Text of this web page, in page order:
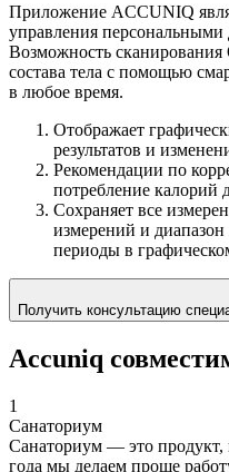
Приложение ACCUNIQ
управления персональными
Возможность сканирования
состава тела с помощью
в любое время.
Отображает
результатов и
Рекомендации по
потребление калорий
Сохраняет все
измерений и
периоды в
Получить консультацию
Accuniq
1
Санаториум
Санаториум — это продукт,
года мы делаем проще